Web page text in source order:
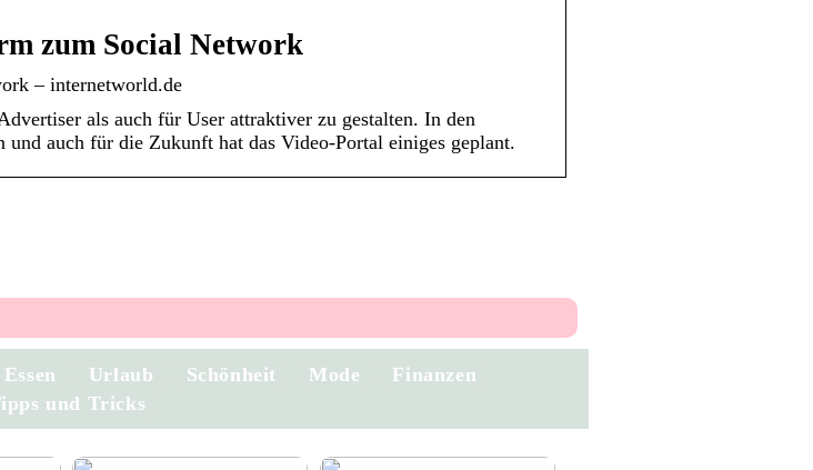
zum Social Network
– internetworld.de
als auch für User attraktiver zu gestalten. In den
und auch für die Zukunft hat das Video-Portal einiges geplant.
Essen Urlaub Schönheit Mode
Finanzen
und Tricks